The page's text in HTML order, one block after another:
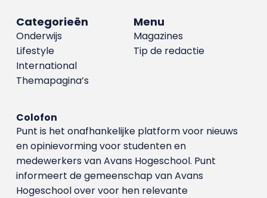
Menu
Magazines
Tip de redactie
Categorieën
Onderwijs
Lifestyle
International
Themapagina’s
Colofon
Punt is het onafhankelijke platform voor nieuws
en opinievorming voor studenten en
medewerkers van Avans Hoge­school. Punt
informeert de gemeenschap van Avans
Hogeschool over voor hen relevante